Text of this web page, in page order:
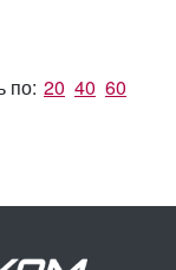
по: 20 40 60